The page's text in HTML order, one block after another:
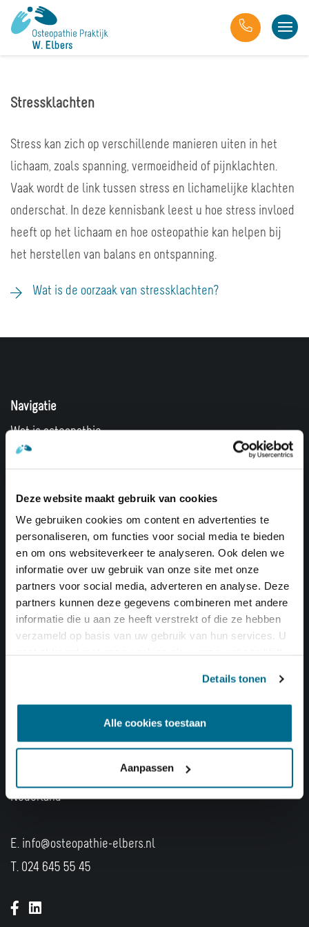
Deze website maakt gebruik van cookies
We gebruiken cookies om content en advertenties te
personaliseren, om functies voor social media te bieden
en om ons websiteverkeer te analyseren. Ook delen we
informatie over uw gebruik van onze site met onze
partners voor social media, adverteren en analyse. Deze
partners kunnen deze gegevens combineren met andere
informatie die u aan ze heeft verstrekt of die ze hebben
verzameld op basis van uw gebruik van hun services. U
Details tonen
Alle cookies toestaan
Aanpassen
Stressklachten
Stress kan zich op verschillende manieren uiten in het
lichaam, zoals spanning, vermoeidheid of pijnklachten.
Vaak wordt de link tussen stress en lichamelijke klachten
onderschat. In deze kennisbank leest u hoe stress invloed
heeft op het lichaam en hoe osteopathie kan helpen bij
het herstellen van balans en ontspanning.
Wat is de oorzaak van stressklachten?
Navigatie
Wat is osteopathie
Voor wie is osteopathie
Over ons
Contact
Doelgroepen
Volwassenen
Kinderen
Baby’s
Osteopathie praktijk W. Elbers
Kelvinstraat 45A
Nederland
E. info@osteopathie-elbers.nl
T. 024 645 55 45